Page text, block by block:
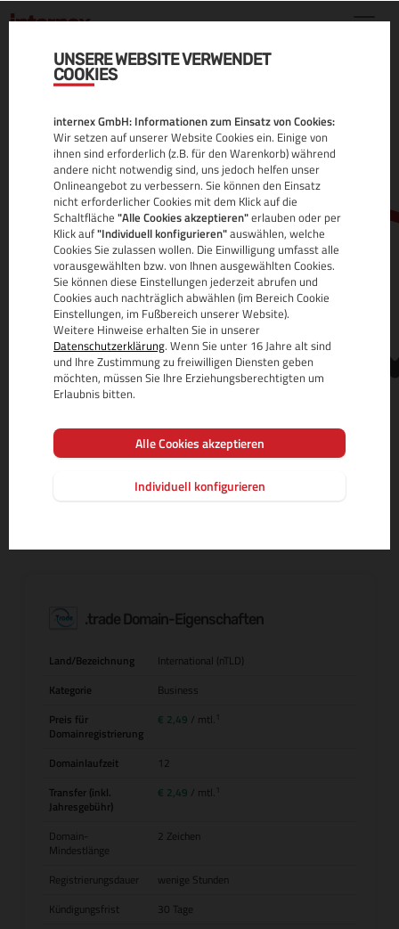
UNSERE WEBSITE VERWENDET
COOKIES
internex GmbH: Informationen zum Einsatz von Cookies:
Wir setzen auf unserer Website Cookies ein. Einige von
ihnen sind erforderlich (z.B. für den Warenkorb) während
andere nicht notwendig sind, uns jedoch helfen unser
Onlineangebot zu verbessern. Sie können den Einsatz
nicht erforderlicher Cookies mit dem Klick auf die
Schaltfläche "Alle Cookies akzeptieren"erlauben oder per
Klick auf"Individuell konfigurieren"auswählen, welche
Cookies Sie zulassen wollen. Die Einwilligung umfasst alle
vorausgewählten bzw. von Ihnen ausgewählten Cookies.
Sie können diese Einstellungen jederzeit abrufen und
Cookies auch nachträglich abwählen (im Bereich Cookie
Einstellungen, im Fußbereich unserer Website).
Weitere Hinweise erhalten Sie in unserer
Datenschutzerklärung. Wenn Sie unter 16 Jahre alt sind
und Ihre Zustimmung zu freiwilligen Diensten geben
möchten, müssen Sie Ihre Erziehungsberechtigten um
Erlaubnis bitten.
Alle Cookies akzeptieren
Individuell konfigurieren
.TRADE DOMAIN
ALLE INFOS
MEHR INFOS ZUR DOMAIN-ENDUNG
.trade Domain-Eigenschaften
Land/Bezeichnung
International (nTLD)
Kategorie
Business
Preis für
Domainregistrierung
€ 2,49 / mtl.
Domainlaufzeit
12
Transfer (inkl.
Jahresgebühr)
€ 2,49 / mtl.
Domain-
Mindestlänge
2 Zeichen
Registrierungsdauer
wenige Stunden
Kündigungsfrist
30 Tage